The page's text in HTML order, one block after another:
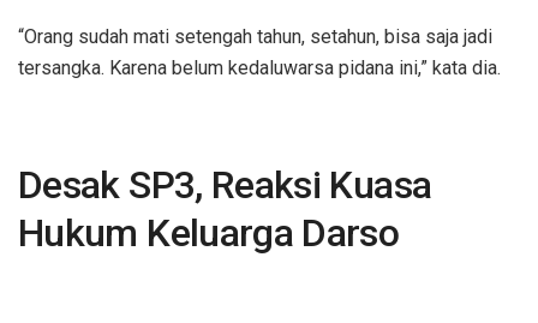
“Orang sudah mati setengah tahun, setahun, bisa saja jadi
tersangka. Karena belum kedaluwarsa pidana ini,” kata dia.
Desak SP3, Reaksi Kuasa
Hukum Keluarga Darso